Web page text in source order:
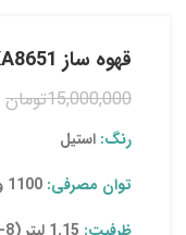
قهوه ساز TKA8651
15,000,000تومان
رنگ: استیل
توان مصرفی: